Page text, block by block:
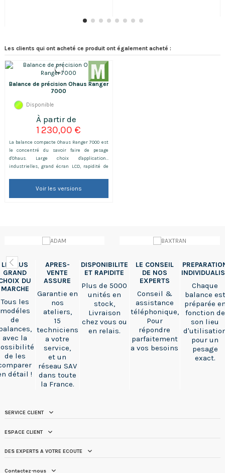
Les clients qui ont acheté ce produit ont également acheté :
Balance de précision Ohaus Ranger
7000
Disponible
1 230,00 €
La balance compacte Ohaus Ranger 7000 est
le concentré du savoir faire de pesage
d'Ohaus. Large choix d'applications
industrielles, grand écran LCD, rapidité de
déclinée en différentes versions
homologuées ou non avec des portées
Voir les versions
LE PLUS
GRAND
DU
MARCHE
Tous les
modéles
de
avec la
de les
détail !
APRES-
VENTE
ASSURE
Garantie en
nos
ateliers,
15
techniciens
a votre
service,
et un
réseau SAV
dans toute
la France.
DISPONIBILITE
ET RAPIDITE
Plus de 5000
unités en
stock,
Livraison
chez vous ou
en relais.
LE CONSEIL
DE NOS
EXPERTS
Conseil &
assistance
téléphonique,
Pour
répondre
parfaitement
a vos besoins
Chaque
balance est
préparée
fonction de
son lieu
pour un
pesage
exact.
SERVICE CLIENT
ESPACE CLIENT
DES EXPERTS A VOTRE ECOUTE
Contactez-nous